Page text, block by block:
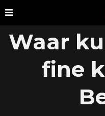
Waar
fine